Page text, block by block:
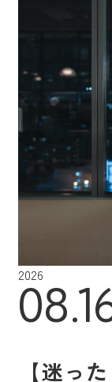
2026
【迷っ